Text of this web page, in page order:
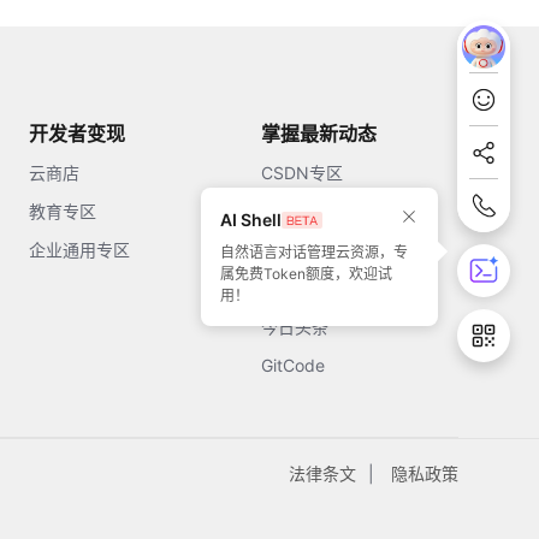
开发者变现
云商店
教育专区
企业通用专区
掌握最新动态
CSDN专区
知乎
开源中国
今日头条
GitCode
法律条文 隐私政策
AI Shell
自然语言对话管理云资源，专
属免费Token额度，欢迎试
用！